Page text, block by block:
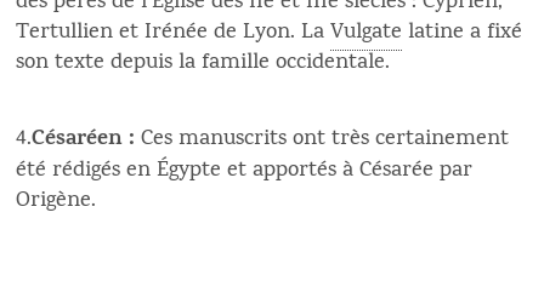
Tertullien et Irénée de Lyon. LaVulgate latine a fixé
son texte depuis la famille occidentale.
4.Césaréen :Ces manuscrits ont très certainement
été rédigés en Égypte et apportés à Césarée par
Origène.